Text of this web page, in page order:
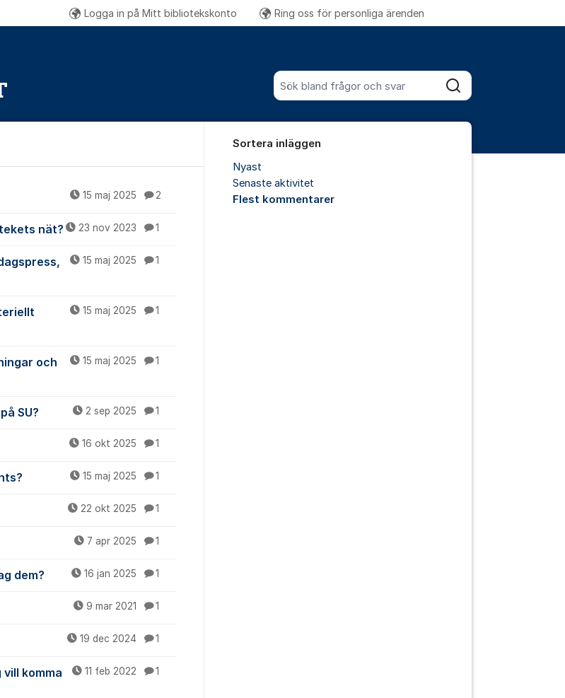
Sök bland alla inlägg
Sök
Logga in på Mitt bibliotekskonto Ring oss för personliga ärendenFler supportlänkar
15 maj 2025 2
nät? 23 nov 2023 1
15 maj 2025 1
15 maj 2025 1
och
15 maj 2025 1
SU? 2 sep 2025 1
16 okt 2025 1
15 maj 2025 1
22 okt 2025 1
7 apr 2025 1
dem? 16 jan 2025 1
9 mar 2021 1
19 dec 2024 1
komma
11 feb 2022 1
Sortera inläggen
Nyast
Senaste aktivitet
Flest kommentarer